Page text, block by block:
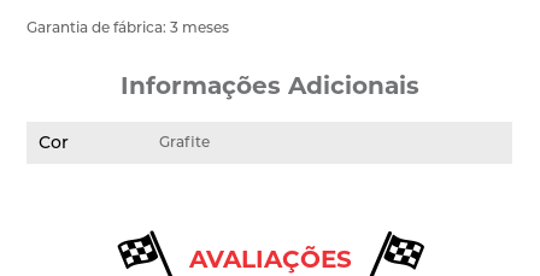
Garantia de fábrica: 3 meses
Informações Adicionais
Cor Grafite
AVALIAÇÕES